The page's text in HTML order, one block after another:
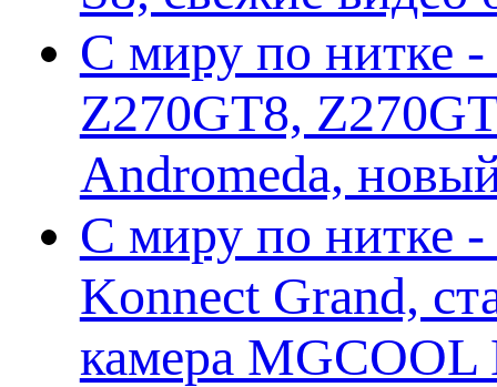
С миру по нитке -
Z270GT8,
Andromeda,
С миру по нитке -
Konnect Grand,
камера MGCOOL